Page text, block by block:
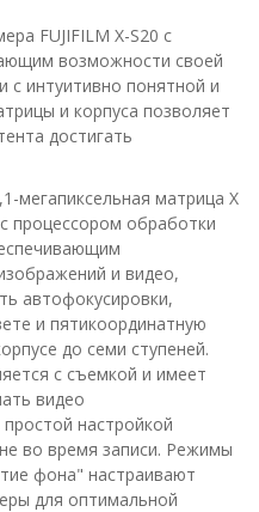
FUJIFILM X-S20 с
возможности своей
с интуитивно понятной и
и корпуса позволяет
достигать
мегапиксельная матрица X
процессором обработки
и видео,
автофокусировки,
и пятикоординатную
до семи ступеней.
с съемкой и имеет
видео
настройкой
во время записи. Режимы
фона" настраивают
для оптимальной